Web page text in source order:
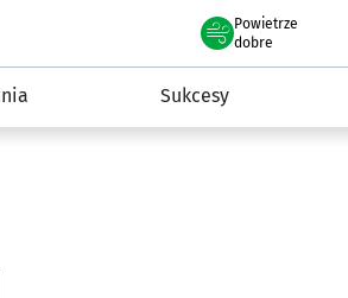
miasta Wrocławia
Powietrze
we Wrocławiu
dobre
Sukcesy